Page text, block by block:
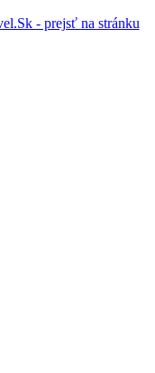
- prejsť na stránku